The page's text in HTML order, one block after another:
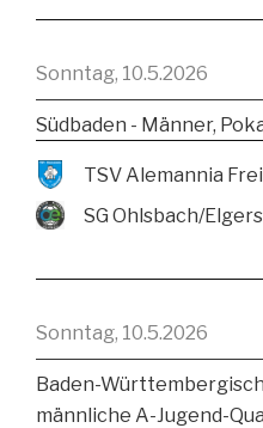
Sonntag, 10.5.2026
Südbaden - Männer,
SG Ohlsbach/
Sonntag, 10.5.2026
Baden-
männliche A-Jugend-